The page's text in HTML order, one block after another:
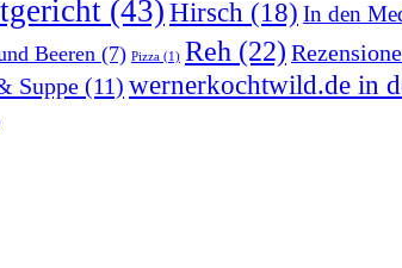
(43) Hirsch (18) In den
Beeren (7) Pizza (1) Reh (22)
Suppe (11) wernerkochtwild.de in